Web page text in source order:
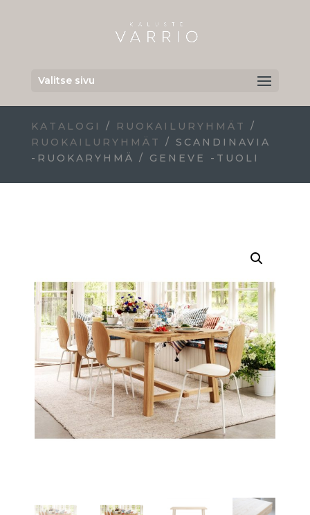
Valitse sivu
KATALOGI / RUOKAILURYHMÄT
/
RUOKAILURYHMÄT
/ SCANDINAVIA
-RUOKARYHMÄ / GENEVE -TUOLI